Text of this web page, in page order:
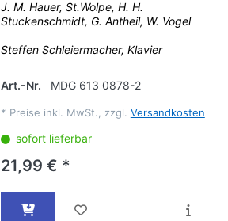
J. M. Hauer, St.Wolpe, H. H.
Stuckenschmidt, G. Antheil, W. Vogel
Steffen Schleiermacher, Klavier
Art.-Nr. MDG 613 0878-2
* Preise inkl. MwSt., zzgl. Versandkosten
sofort lieferbar
21,99 € *